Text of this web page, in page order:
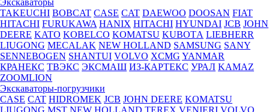
Экскаваторы
TAKEUCHI BOBCAT CASE CAT DAEWOO DOOSAN FIAT
HITACHI FURUKAWA HANIX HITACHI HYUNDAI JCB JOHN
DEERE KATO KOBELCO KOMATSU KUBOTА LIEBHERR
LIUGONG MECALAK NEW HOLLAND SAMSUNG SANY
SENNEBOGEN SHANTUI VOLVO XCMG YANMAR
КРАНЕКС ТВЭКС ЭКСМАШ ИЗ-КАРТЕКС УРАЛ KAMAZ
ZOOMLION
Экскаваторы-погрузчики
CASE CAT HIDROМEK JCB JOHN DEERE KOMATSU
LIUGONG MST NEW HOLLAND TEREX VENIERI VOLVO